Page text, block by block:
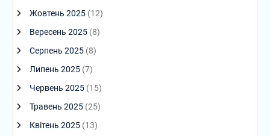
Жовтень 2025(12)
Вересень 2025(8)
Серпень 2025(8)
Липень 2025(7)
Червень 2025(15)
Травень 2025(25)
Квітень 2025(13)